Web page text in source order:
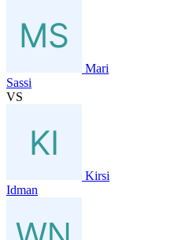
Mari
Sassi
VS
Kirsi
Idman